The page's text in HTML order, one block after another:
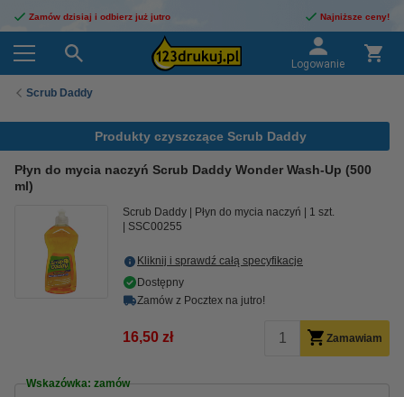
Zamów dzisiaj i odbierz już jutro Najniższe ceny!
Logowanie
Scrub Daddy
Produkty czyszczące Scrub Daddy
Płyn do mycia naczyń Scrub Daddy Wonder Wash-Up (500
ml)
Scrub Daddy Płyn do mycia naczyń
1 szt.
SSC00255
Kliknij i sprawdź całą specyfikacje
Dostępny
Zamów z Pocztex na jutro!
16,50 zł Zamawiam
Wskazówka: zamów